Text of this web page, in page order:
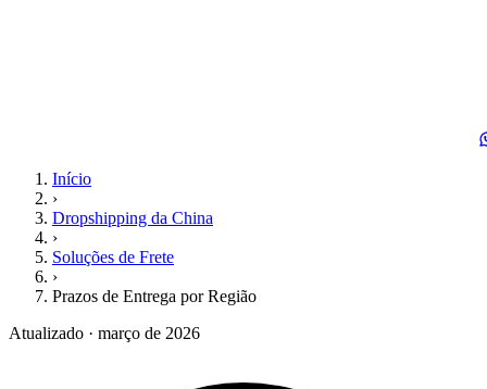
Início
›
Dropshipping da China
›
Soluções de Frete
›
Prazos de Entrega por Região
Atualizado · março de 2026